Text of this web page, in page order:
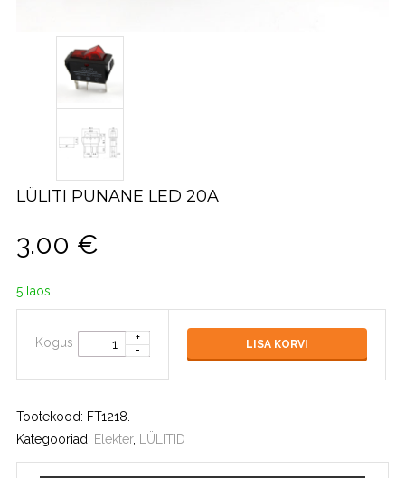
LÜLITI PUNANE LED 20A
3.00 €
5 laos
Kogus LISA KORVI
Tootekood: FT1218
Kategooriad: Elekter, LÜLITID